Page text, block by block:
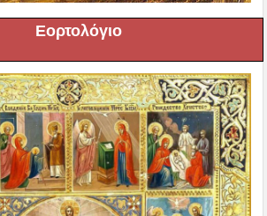
Εορτολόγιο